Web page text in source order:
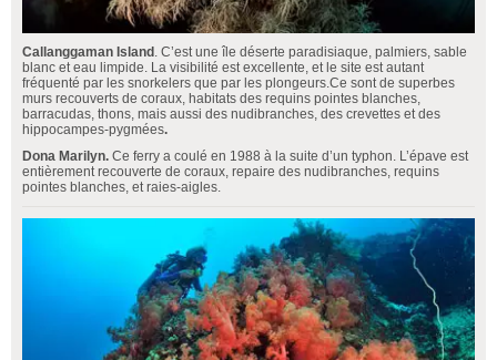
Callanggaman Island . C’est une île déserte paradisiaque, palmiers, sable
blanc et eau limpide. La visibilité est excellente, et le site est autant
fréquenté par les snorkelers que par les plongeurs.Ce sont de superbes
murs recouverts de coraux, habitats des requins pointes blanches,
barracudas, thons, mais aussi des nudibranches, des crevettes et des
hippocampes-pygmées.
Dona Marilyn. Ce ferry a coulé en 1988 à la suite d’un typhon. L’épave est
entièrement recouverte de coraux, repaire des nudibranches, requins
pointes blanches, et raies-aigles.